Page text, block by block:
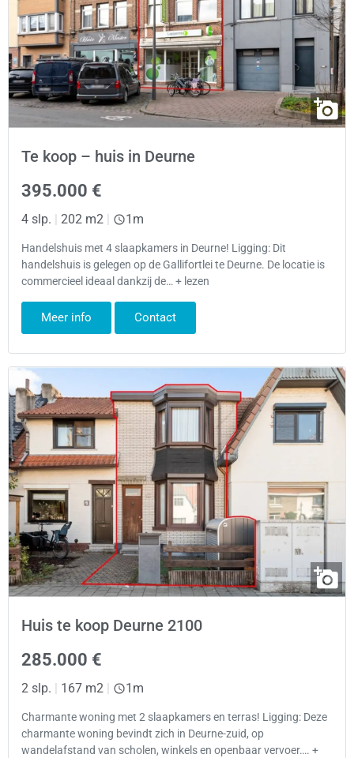
Te koop – huis in Deurne
395.000 €
4 slp. | 202 m2 | 1m
Handelshuis met 4 slaapkamers in Deurne! Ligging: Dit
handelshuis is gelegen op de Gallifortlei te Deurne. De locatie is
commercieel ideaal dankzij de… + lezen
Meer info Contact
Huis te koop Deurne 2100
285.000 €
2 slp. | 167 m2 | 1m
Charmante woning met 2 slaapkamers en terras! Ligging: Deze
charmante woning bevindt zich in Deurne-zuid, op
wandelafstand van scholen, winkels en openbaar vervoer…. +